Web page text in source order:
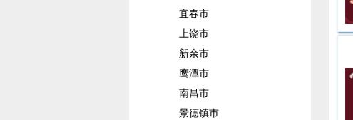
宜春市
上饶市
新余市
鹰潭市
南昌市
景德镇市